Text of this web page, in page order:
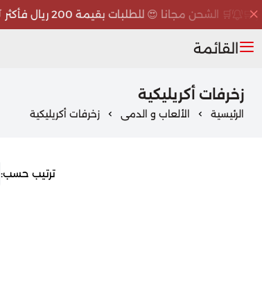
🛒 الشحن مجانا 😍 للطلبات بقيمة 200 ريال فأكثر 🛒
القائمة
زخرفات أكريليكية
الرئيسية الألعاب و الدمى زخرفات أكريليكية
ترتيب حسب: